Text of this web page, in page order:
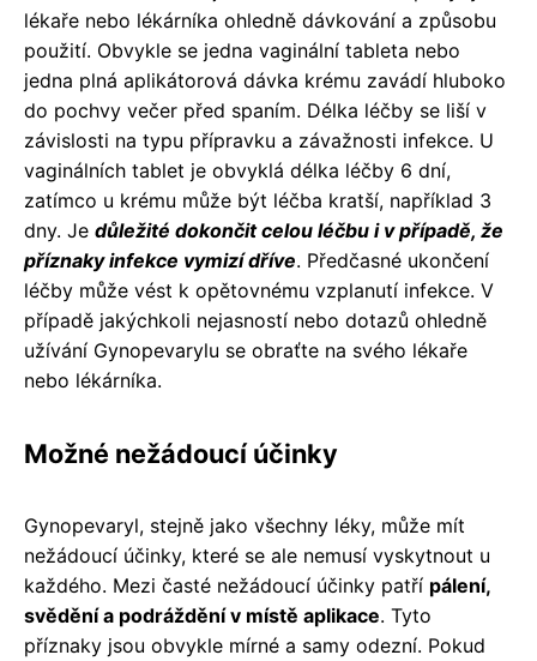
lékaře nebo lékárníka ohledně dávkování a způsobu
použití. Obvykle se jedna vaginální tableta nebo
jedna plná aplikátorová dávka krému zavádí hluboko
do pochvy večer před spaním. Délka léčby se liší v
závislosti na typu přípravku a závažnosti infekce. U
vaginálních tablet je obvyklá délka léčby 6 dní,
zatímco u krému může být léčba kratší, například 3
dny. Je důležité dokončit celou léčbu i v případě, že
příznaky infekce vymizí dříve. Předčasné ukončení
léčby může vést k opětovnému vzplanutí infekce. V
případě jakýchkoli nejasností nebo dotazů ohledně
užívání Gynopevarylu se obraťte na svého lékaře
nebo lékárníka.
Možné nežádoucí účinky
Gynopevaryl, stejně jako všechny léky, může mít
nežádoucí účinky, které se ale nemusí vyskytnout u
každého. Mezi časté nežádoucí účinky patří pálení,
svědění a podráždění v místě aplikace. Tyto
příznaky jsou obvykle mírné a samy odezní. Pokud